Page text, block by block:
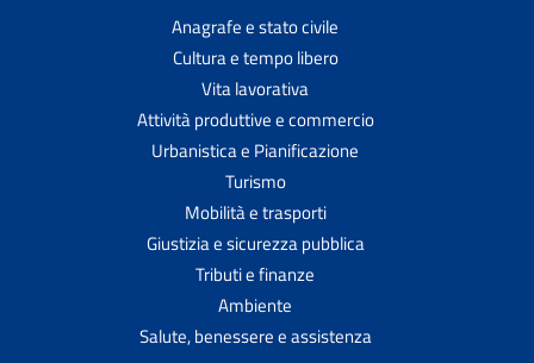
Anagrafe e stato civile
Cultura e tempo libero
Vita lavorativa
Attività produttive e commercio
Urbanistica e Pianificazione
Turismo
Mobilità e trasporti
Giustizia e sicurezza pubblica
Tributi e finanze
Ambiente
Salute, benessere e assistenza